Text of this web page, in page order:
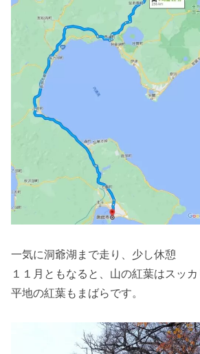
一気に洞爺湖まで走り、少し休憩
１１月ともなると、山の紅葉はスッカ
平地の紅葉もまばらです。